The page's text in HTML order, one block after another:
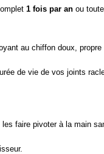
1 fois par an ou
au chiffon doux,
de vie de vos joints
faire pivoter à la main